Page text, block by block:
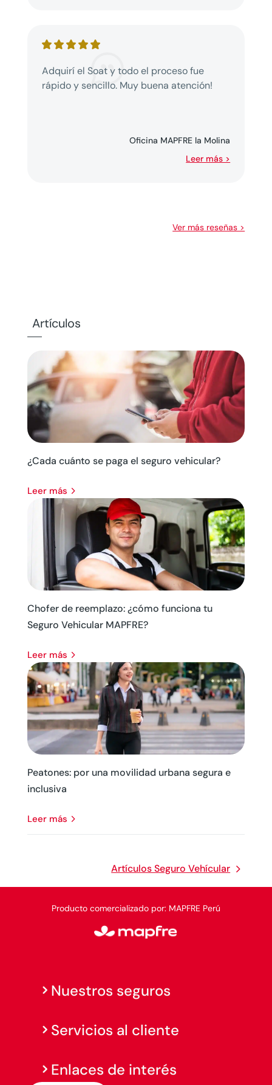
Adquirí el Soat y todo el proceso fue
rápido y sencillo. Muy buena atención!
Oficina MAPFRE la Molina
Leer más >
Ver más reseñas >
Artículos
¿Cada cuánto se paga el seguro vehicular?
leer más
Chofer de reemplazo: ¿cómo funciona tu
Seguro Vehicular MAPFRE?
leer más
Peatones: por una movilidad urbana segura e
inclusiva
leer más
Artículos Seguro Vehícular
Producto comercializado por: MAPFRE Perú
Nuestros seguros
Servicios al cliente
Enlaces de interés